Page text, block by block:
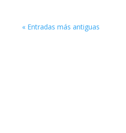
« Entradas más antiguas